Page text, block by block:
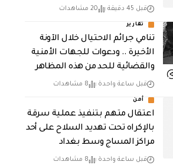
قبل 45 دقيقة 20 مشاهدات
تقارير
تنامي جرائم الاحتيال خلال الآونة
الأخيرة .. ودعوات للجهات الأمنية
والقضائية للحد من هذه المظاهر
قبل ساعة واحدة 8 مشاهدات
أمن
اعتقال متهم بتنفيذ عملية سرقة
بالإكراه تحت تهديد السلاح على أحد
مراكز المساج وسط بغداد
قبل ساعة واحدة 8 مشاهدات